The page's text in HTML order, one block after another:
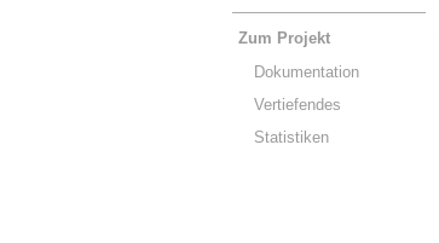
Zum Projekt
Dokumentation
Vertiefendes
Statistiken